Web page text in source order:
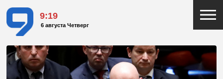
9:19
6 августа Четверг